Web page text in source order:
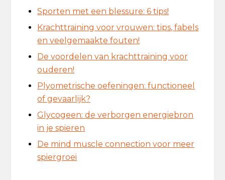
Sporten met een blessure: 6 tips!
Krachttraining voor vrouwen: tips, fabels
en veelgemaakte fouten!
De voordelen van krachttraining voor
ouderen!
Plyometrische oefeningen: functioneel
of gevaarlijk?
Glycogeen: de verborgen energiebron
in je spieren
De mind muscle connection voor meer
spiergroei